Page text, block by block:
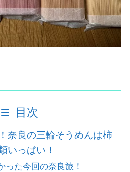
目次
奈良の三輪そうめんは柿
いっぱい！
った今回の奈良旅！